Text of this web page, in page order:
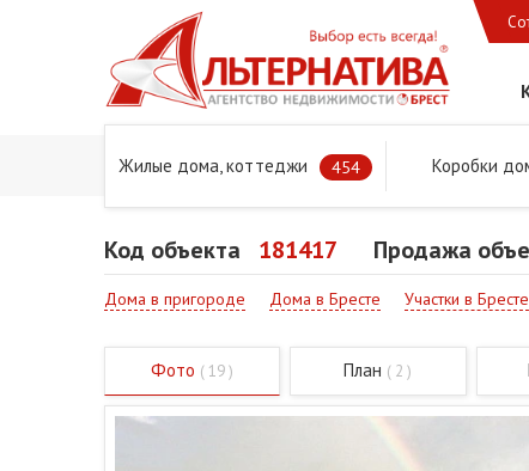
Жилые дома, коттеджи 454 Коробки
Главная Предложения Дома в Бресте и Брестском
Код объекта 181417 Продажа
Дома в пригороде Дома в Бресте Участки в Бресте
Фото ( 19 ) План ( 2 )